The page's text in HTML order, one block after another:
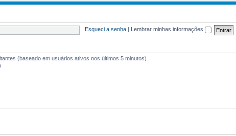
Esqueci a senha Lembrar minhas informações
(baseado em usuários ativos nos últimos 5 minutos)